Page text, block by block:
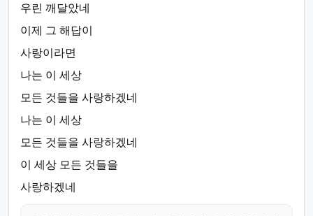
우린 깨달았네
이제 그 해답이
사랑이라면
나는 이 세상
모든 것들을 사랑하겠네
나는 이 세상
모든 것들을 사랑하겠네
이 세상 모든 것들을
사랑하겠네